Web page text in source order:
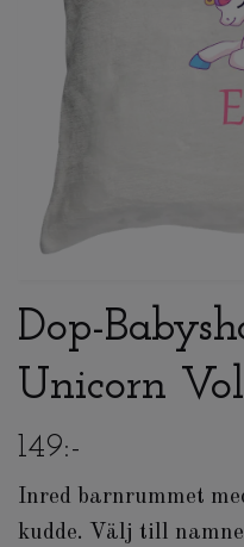
Dop-
Unicorn
149:-
Inred barnrummet
kudde. Välj till